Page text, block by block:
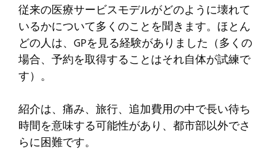
従来の医療サービスモデルがどのように壊れて
いるかについて多くのことを聞きます。ほとん
どの人は、GPを見る経験がありました（多くの
場合、予約を取得することはそれ自体が試練で
す）。
紹介は、痛み、旅行、追加費用の中で長い待ち
時間を意味する可能性があり、都市部以外でさ
らに困難です。